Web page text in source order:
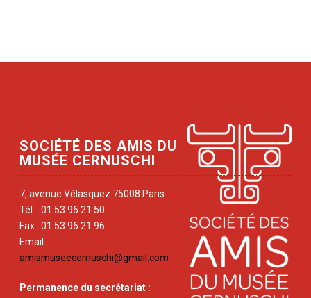
SOCIÉTÉ DES AMIS DU
MUSÉE CERNUSCHI
7, avenue Vélasquez 75008 Paris
Tél. : 01 53 96 21 50
Fax : 01 53 96 21 96
Email:
amismuseecernuschi@gmail.com
Permanence du secrétariat :